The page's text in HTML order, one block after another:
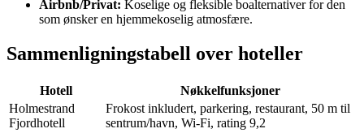
Airbnb/Privat: Koselige og fleksible boalternativer for den
som ønsker en hjemmekoselig atmosfære.
Sammenligningstabell over hoteller
Hotell
Nøkkelfunksjoner
Holmestrand
Fjordhotell
Frokost inkludert, parkering, restaurant, 50 m til
sentrum/havn, Wi-Fi, rating 9,2